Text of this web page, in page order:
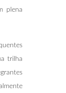
plena
trilha